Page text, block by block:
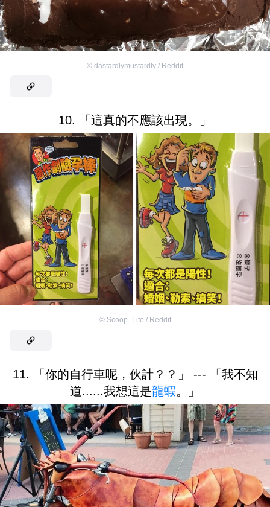
© dastardlymustardly / Reddit
10. 「這真的不應該出現。」
© Scoop_Life / Reddit
11. 「你的自行車呢，伙計？？」 --- 「我不知
道......我想這是龍蝦。」